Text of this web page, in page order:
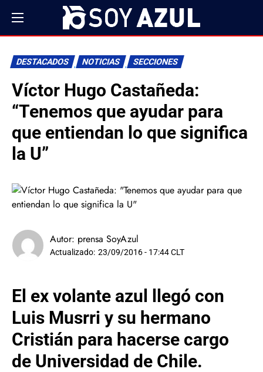
DESTACADOS NOTICIAS SECCIONES
Víctor Hugo Castañeda:
“Tenemos que ayudar para
que entiendan lo que significa
la U”
Autor: prensa SoyAzul
Actualizado: 23/09/2016 - 17:44 CLT
El ex volante azul llegó con
Luis Musrri y su hermano
Cristián para hacerse cargo
de Universidad de Chile.